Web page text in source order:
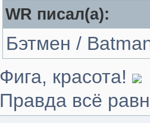
WR писал(a):
Бэтмен /
Фига, красота!
Правда всё